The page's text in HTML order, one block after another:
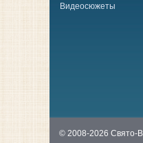
Видеосюжеты
© 2008-2026 Свято-